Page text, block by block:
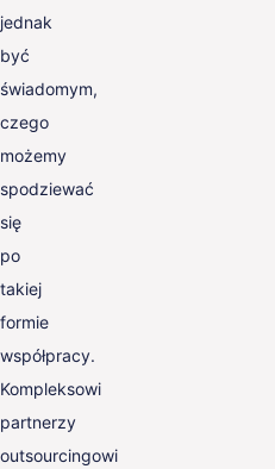
jednak
być
świadomym,
czego
możemy
spodziewać
się
po
takiej
formie
współpracy.
Kompleksowi
partnerzy
outsourcingowi